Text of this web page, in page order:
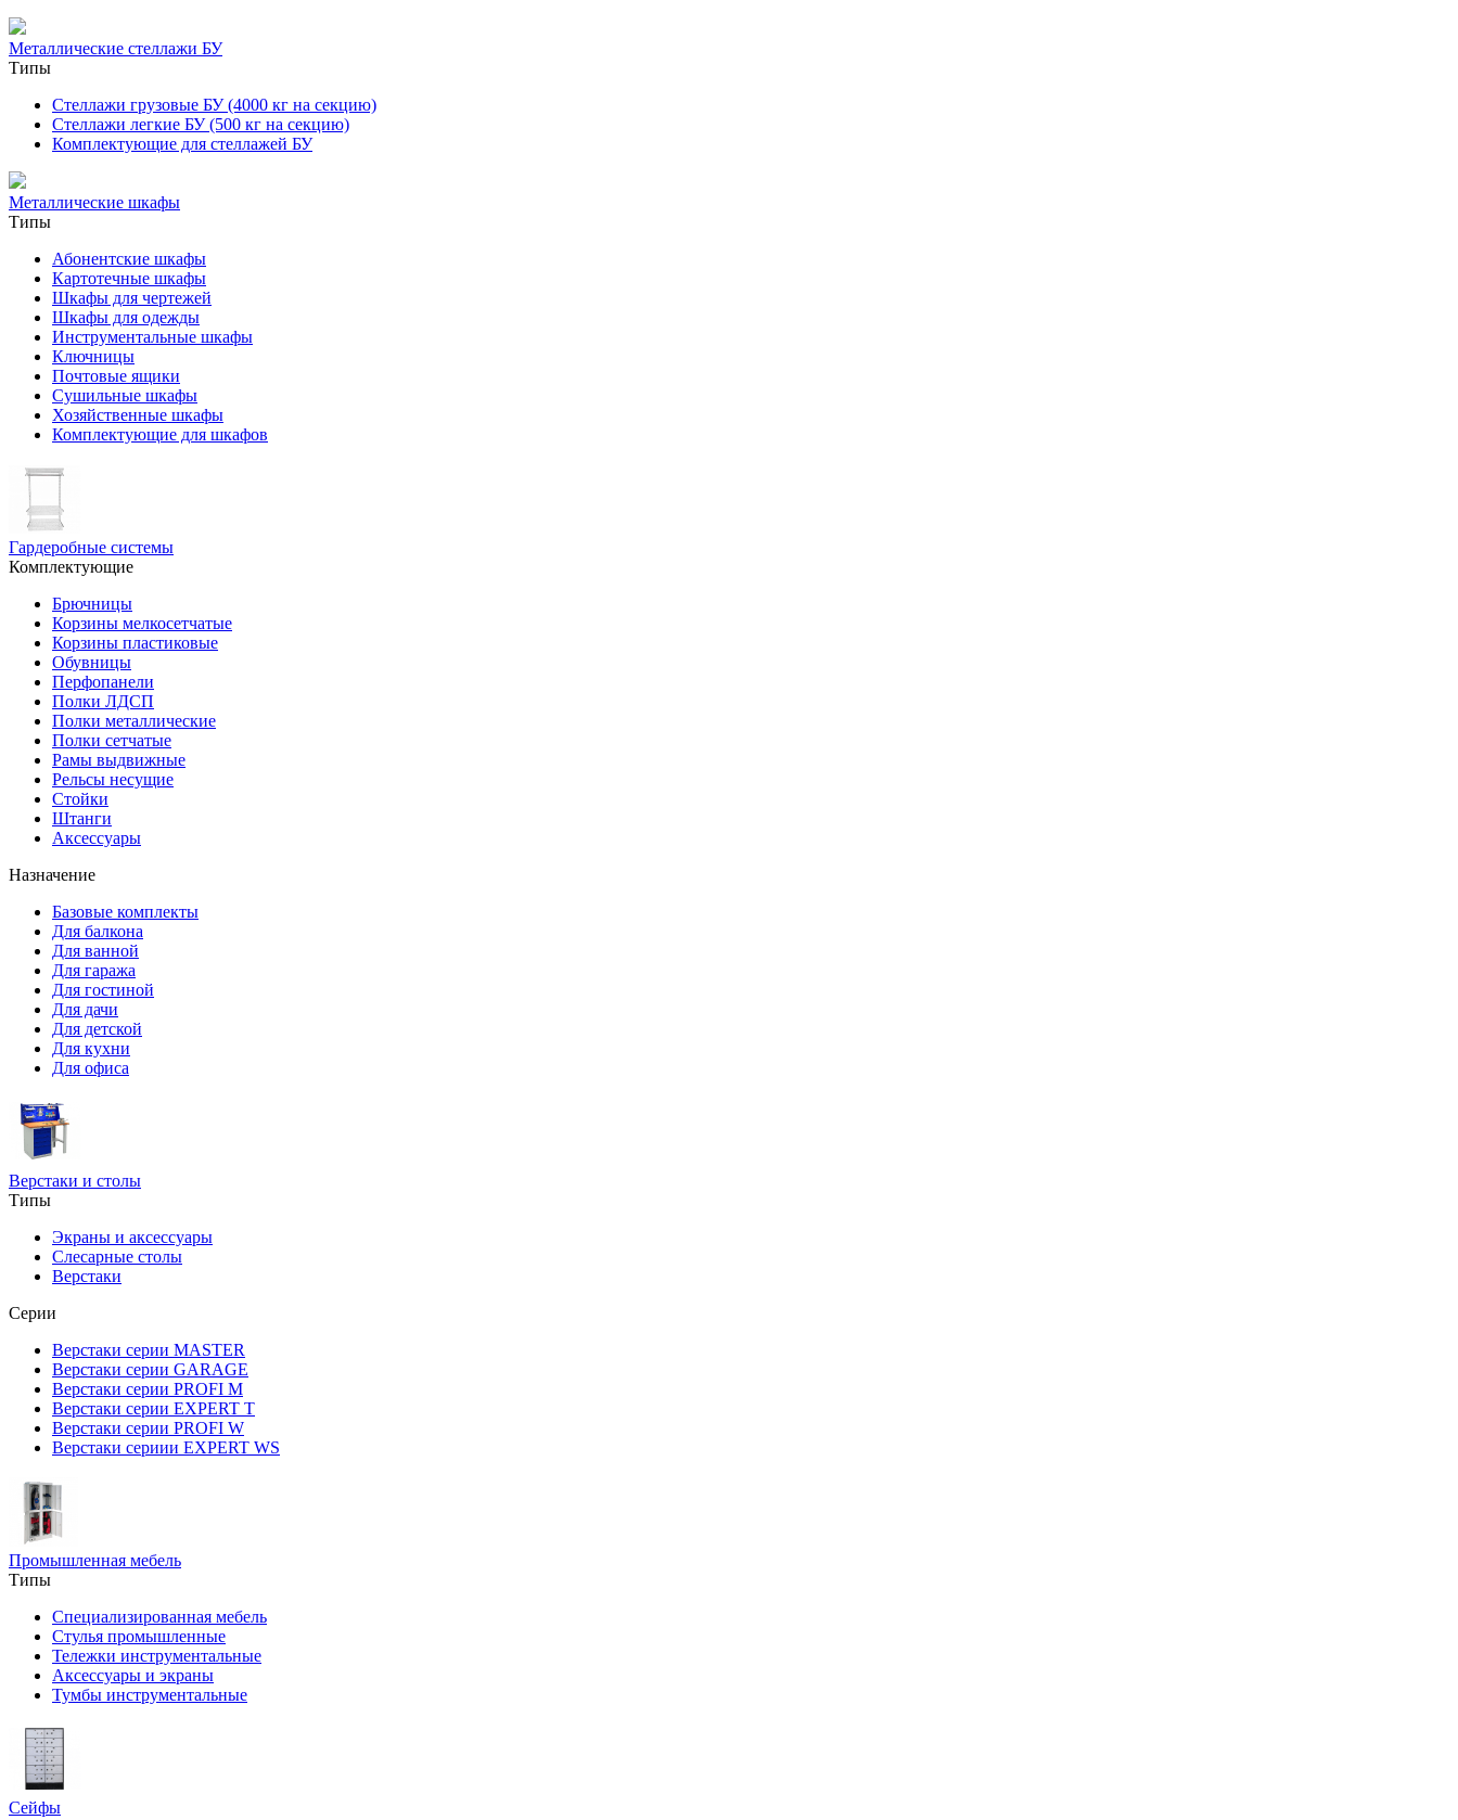
Металлические стеллажи БУ
Типы
Стеллажи грузовые БУ (4000 кг на секцию)
Стеллажи легкие БУ (500 кг на секцию)
Комплектующие для стеллажей БУ
Металлические шкафы
Типы
Абонентские шкафы
Картотечные шкафы
Шкафы для чертежей
Шкафы для одежды
Инструментальные шкафы
Ключницы
Почтовые ящики
Сушильные шкафы
Хозяйственные шкафы
Комплектующие для шкафов
Гардеробные системы
Комплектующие
Брючницы
Корзины мелкосетчатые
Корзины пластиковые
Обувницы
Перфопанели
Полки ЛДСП
Полки металлические
Полки сетчатые
Рамы выдвижные
Рельсы несущие
Стойки
Штанги
Аксессуары
Назначение
Базовые комплекты
Для балкона
Для ванной
Для гаража
Для гостиной
Для дачи
Для детской
Для кухни
Для офиса
Верстаки и столы
Типы
Экраны и аксессуары
Слесарные столы
Верстаки
Серии
Верстаки серии MASTER
Верстаки серии GARAGE
Верстаки серии PROFI M
Верстаки серии EXPERT T
Верстаки серии PROFI W
Верстаки сериии EXPERT WS
Промышленная мебель
Типы
Специализированная мебель
Стулья промышленные
Тележки инструментальные
Аксессуары и экраны
Тумбы инструментальные
Сейфы